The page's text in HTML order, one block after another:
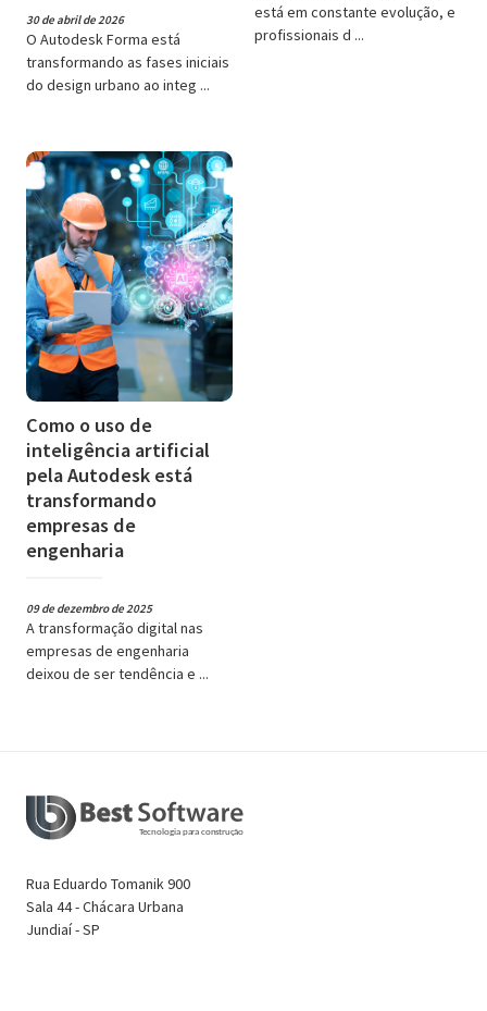
30 de abril de 2026
O Autodesk Forma está
transformando as fases iniciais
do design urbano ao integ ...
está em constante evolução, e
profissionais d ...
Como o uso de
inteligência artificial
pela Autodesk está
transformando
empresas de
engenharia
09 de dezembro de 2025
A transformação digital nas
empresas de engenharia
deixou de ser tendência e ...
Rua Eduardo Tomanik 900
Sala 44 - Chácara Urbana
Jundiaí - SP